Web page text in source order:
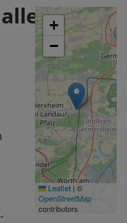
+
−
Leaflet | ©
OpenStreetMap
contributors